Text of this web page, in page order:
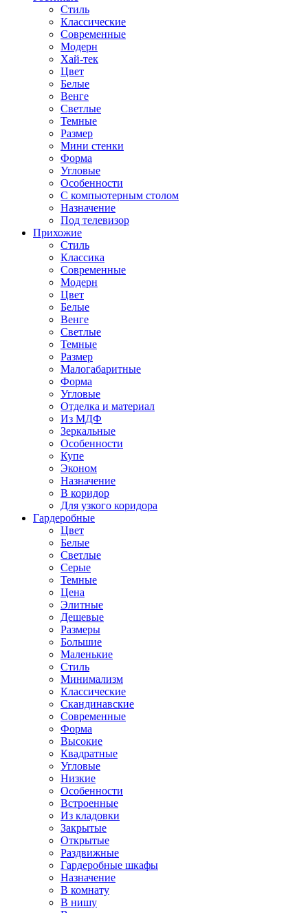
Стиль
Классические
Современные
Модерн
Хай-тек
Цвет
Белые
Венге
Светлые
Темные
Размер
Мини стенки
Форма
Угловые
Особенности
С компьютерным столом
Назначение
Под телевизор
Прихожие
Стиль
Классика
Современные
Модерн
Цвет
Белые
Венге
Светлые
Темные
Размер
Малогабаритные
Форма
Угловые
Отделка и материал
Из МДФ
Зеркальные
Особенности
Купе
Эконом
Назначение
В коридор
Для узкого коридора
Гардеробные
Цвет
Белые
Светлые
Серые
Темные
Цена
Элитные
Дешевые
Размеры
Большие
Маленькие
Стиль
Минимализм
Классические
Скандинавские
Современные
Форма
Высокие
Квадратные
Угловые
Низкие
Особенности
Встроенные
Из кладовки
Закрытые
Открытые
Раздвижные
Гардеробные шкафы
Назначение
В комнату
В нишу